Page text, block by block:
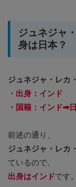
ジュネジャ
身は日本？
ジュネジャ・レカ
・出身：インド
・国籍：インド➡
前述の通り、
ジュネジャ・レカ
ているので、
出身はインドです。